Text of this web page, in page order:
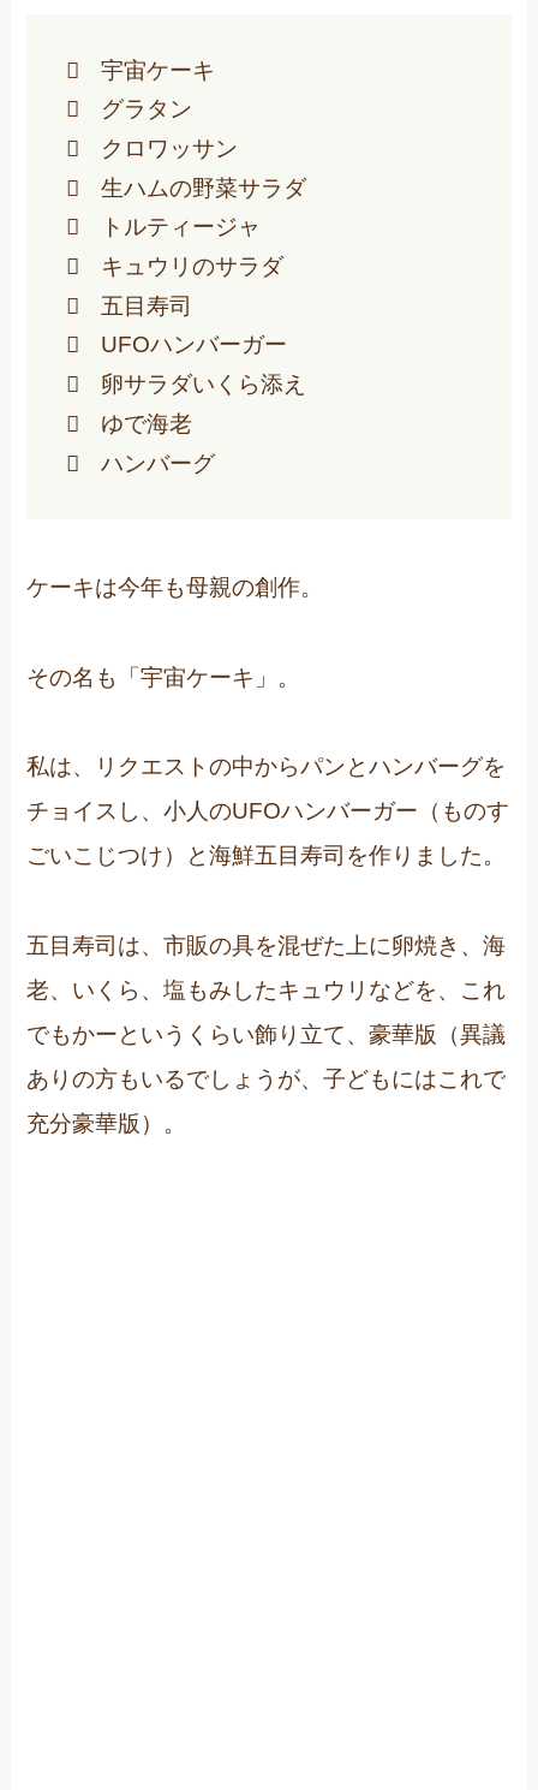
宇宙ケーキ
グラタン
クロワッサン
生ハムの野菜サラダ
トルティージャ
キュウリのサラダ
五目寿司
UFOハンバーガー
卵サラダいくら添え
ゆで海老
ハンバーグ
ケーキは今年も母親の創作。
その名も「宇宙ケーキ」。
私は、リクエストの中からパンとハンバーグを
チョイスし、小人のUFOハンバーガー（ものす
ごいこじつけ）と海鮮五目寿司を作りました。
五目寿司は、市販の具を混ぜた上に卵焼き、海
老、いくら、塩もみしたキュウリなどを、これ
でもかーというくらい飾り立て、豪華版（異議
ありの方もいるでしょうが、子どもにはこれで
充分豪華版）。